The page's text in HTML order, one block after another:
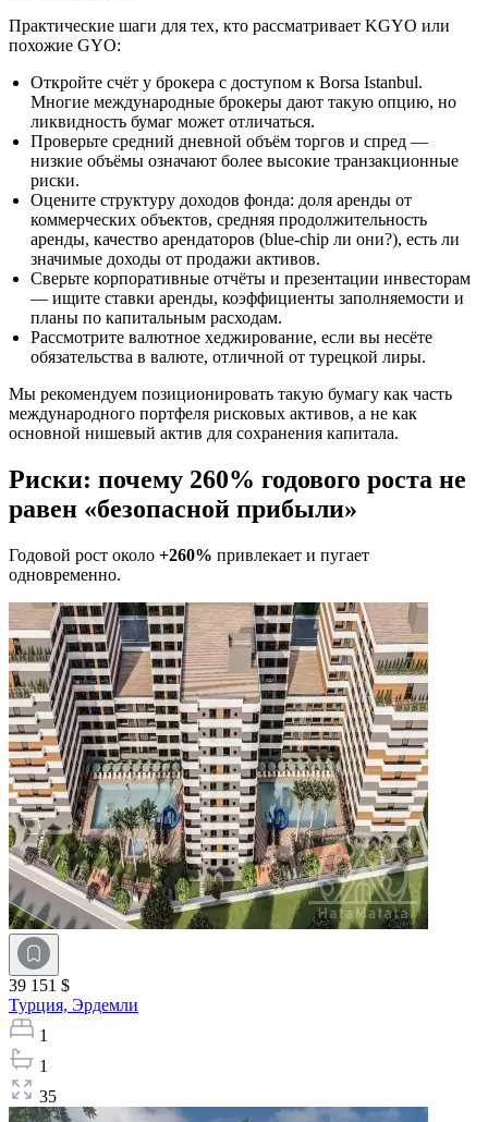
Практические шаги для тех, кто рассматривает KGYO или
похожие GYO:
Откройте счёт у брокера с доступом к Borsa Istanbul.
Многие международные брокеры дают такую опцию, но
ликвидность бумаг может отличаться.
Проверьте средний дневной объём торгов и спред —
низкие объёмы означают более высокие транзакционные
риски.
Оцените структуру доходов фонда: доля аренды от
коммерческих объектов, средняя продолжительность
аренды, качество арендаторов (blue‑chip ли они?), есть ли
значимые доходы от продажи активов.
Сверьте корпоративные отчёты и презентации инвесторам
— ищите ставки аренды, коэффициенты заполняемости и
планы по капитальным расходам.
Рассмотрите валютное хеджирование, если вы несёте
обязательства в валюте, отличной от турецкой лиры.
Мы рекомендуем позиционировать такую бумагу как часть
международного портфеля рисковых активов, а не как
основной нишевый актив для сохранения капитала.
Риски: почему 260% годового роста не
равен «безопасной прибыли»
Годовой рост около +260% привлекает и пугает
одновременно.
39 151 $
Турция, Эрдемли
1
1
35